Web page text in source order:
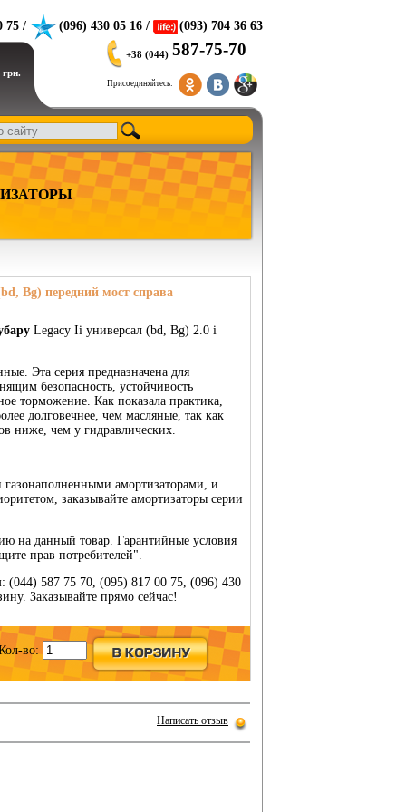
75 / (096) 430 05 16 / (093) 704 36 63
грн.
+38 (044) 587-75-70
Присоединяйтесь:
Bg) передний мост справа
Legacy Ii универсал (bd, Bg) 2.0 i
Эта серия предназначена для
безопасность, устойчивость
торможение. Как показала практика,
долговечнее, чем масляные, так как
ниже, чем у гидравлических.
амортизаторами, и
заказывайте амортизаторы серии
на данный товар. Гарантийные условия
прав потребителей".
(044) 587 75 70, (095) 817 00 75, (096) 430
Заказывайте прямо сейчас!
во:
Написать отзыв